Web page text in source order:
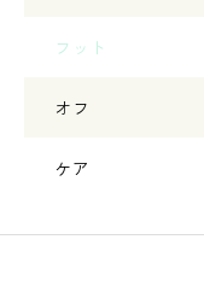
フット
オフ
ケア